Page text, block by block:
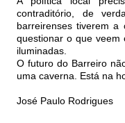
contraditório, de
barreirenses tiverem
questionar o que veem
iluminadas.
O futuro do Barreiro
uma caverna. Está na
José Paulo Rodrigues